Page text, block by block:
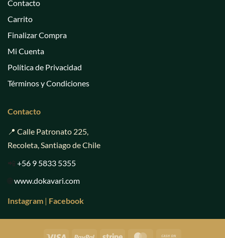
Contacto
Carrito
Finalizar Compra
Mi Cuenta
Política de Privacidad
Términos y Condiciones
Contacto
📍 Calle Patronato 225,
Recoleta, Santiago de Chile
📲 +56 9 5833 5355
🌐www.dokavari.com
Instagram | Facebook
Visa PayPal Stripe MasterCard